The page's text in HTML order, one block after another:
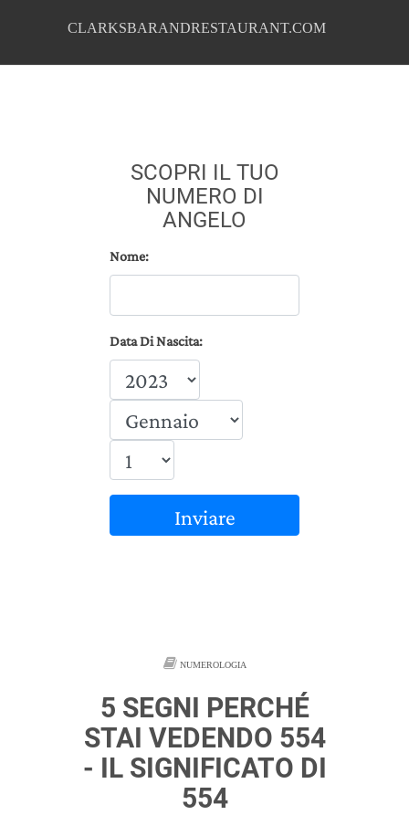
CLARKSBARANDRESTAURANT.COM
SCOPRI IL TUO
NUMERO DI
ANGELO
Nome:
Data Di Nascita:
Inviare
NUMEROLOGIA
5 SEGNI PERCHÉ
STAI VEDENDO 554
- IL SIGNIFICATO DI
554